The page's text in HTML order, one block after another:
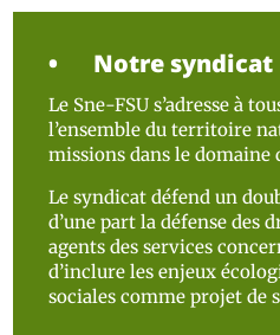
Notre syndicat
Le Sne-FSU s’adresse à
l’ensemble du territoire
missions dans le domaine
Le syndicat défend un
d’une part la défense des
agents des services
d’inclure les enjeux
sociales comme projet de